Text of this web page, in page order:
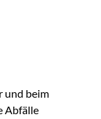
und beim
Abfälle